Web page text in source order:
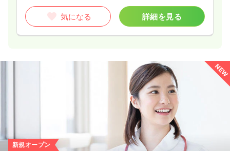
気になる 詳細を見る
NEW
新規オープン